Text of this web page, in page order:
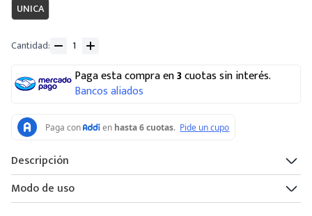
UNICA
Cantidad
Paga esta compra en3cuotas sin interés.
Bancos aliados
Descripción
Modo de uso